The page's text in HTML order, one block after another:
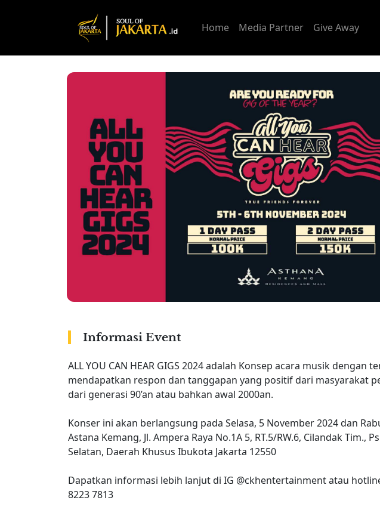
Home Media Partner Give Away
Informasi Event
ALL YOU CAN HEAR GIGS 2024 adalah Konsep acara musik dengan
mendapatkan respon dan tanggapan yang positif dari masyarakat
dari generasi 90’an atau bahkan awal 2000an.
Konser ini akan berlangsung pada Selasa, 5 November 2024 dan
Astana Kemang, Jl. Ampera Raya No.1A 5, RT.5/RW.6, Cilandak Tim.,
Selatan, Daerah Khusus Ibukota Jakarta 12550
Dapatkan informasi lebih lanjut di IG @ckhentertainment atau
8223 7813